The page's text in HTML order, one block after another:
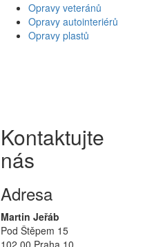
Opravy veteránů
Opravy autointeriérů
Opravy plastů
Kontaktujte
nás
Adresa
Martin Jeřáb
Pod Štěpem 15